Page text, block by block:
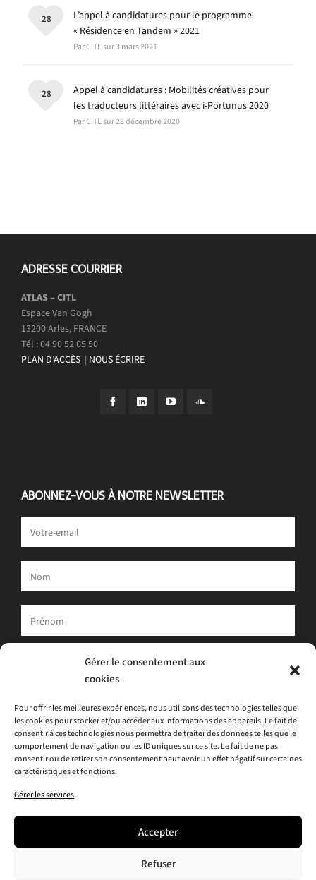
Gérer le consentement aux
cookies
Pour offrir les meilleures expériences, nous utilisons des technologies telles que
les cookies pour stocker et/ou accéder aux informations des appareils. Le fait de
consentir à ces technologies nous permettra de traiter des données telles que le
comportement de navigation ou les ID uniques sur ce site. Le fait de ne pas
consentir ou de retirer son consentement peut avoir un effet négatif sur certaines
caractéristiques et fonctions.
Gérer les services
Accepter
Refuser
L’appel à candidatures pour le programme
« Résidence en Tandem » 2021
Par CITL sur 3 mars 2021
28
Appel à candidatures : Mobilités créatives pour
les traducteurs littéraires avec i-Portunus 2020
Par CITL sur 23 décembre 2020
28
ADRESSE COURRIER
ATLAS – CITL
Espace Van Gogh
13200 Arles, FRANCE
Tél : 04 90 52 05 50
PLAN D’ACCÈS | NOUS ÉCRIRE
ABONNEZ-VOUS À NOTRE NEWSLETTER
Votre adresse e-mail est uniquement utilisée pour vous envoyer
notre newsletter et des informations sur les activités d'ATLAS.
la newsletter.
J'acceptela politique de confidentialité